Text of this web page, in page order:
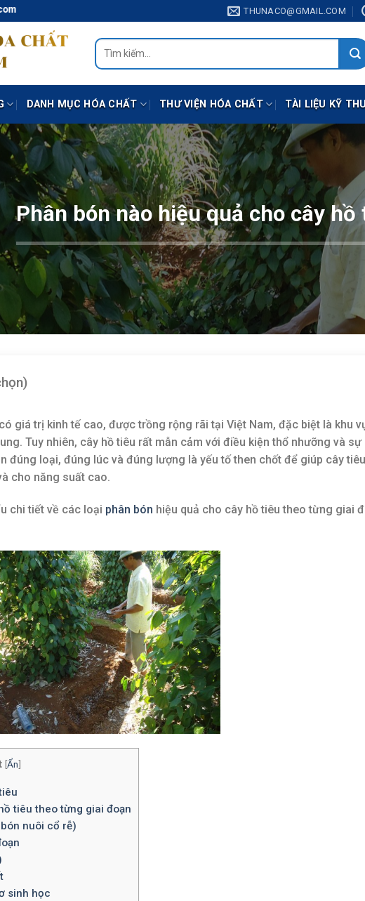
THUNACO@GMAIL.COM
Tìm
kiếm:
DANH MỤC HÓA CHẤT THƯ VIỆN HÓA CHẤT TÀI LIỆU KỸ
Phân bón nào hiệu quả cho cây hồ
giá trị kinh tế cao, được trồng rộng rãi tại Việt Nam, đặc biệt là khu
Tuy nhiên, cây hồ tiêu rất mẫn cảm với điều kiện thổ nhưỡng và sự
đúng loại, đúng lúc và đúng lượng là yếu tố then chốt để giúp cây tiêu
cho năng suất cao.
chi tiết về các loại phân bón hiệu quả cho cây hồ tiêu theo từng giai
[Ẩn]
tiêu theo từng giai đoạn
nuôi cổ rễ)
sinh học